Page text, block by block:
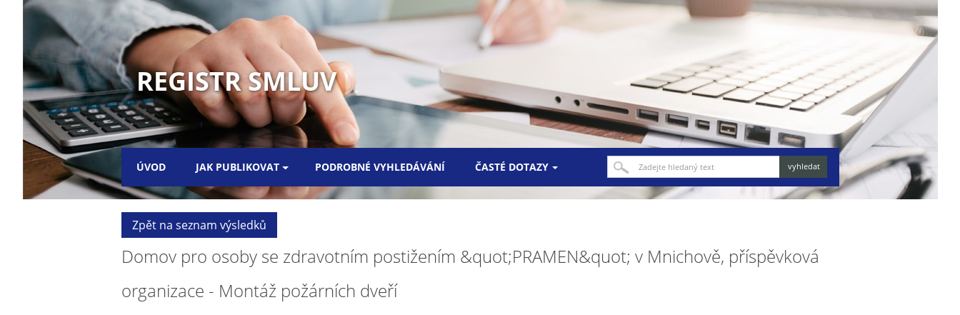
REGISTR SMLUV
ÚVOD JAK PUBLIKOVAT PODROBNÉ VYHLEDÁVÁNÍ ČASTÉ DOTAZY
Zpět na seznam výsledků
Domov pro osoby se zdravotním postižením &quot;PRAMEN&quot; v Mnichově, příspěvková
organizace - Montáž požárních dveří